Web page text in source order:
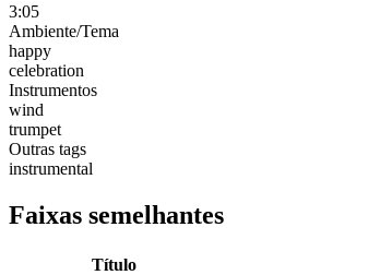
3:05
Ambiente/Tema
happy
celebration
Instrumentos
wind
trumpet
Outras tags
instrumental
Faixas semelhantes
Título